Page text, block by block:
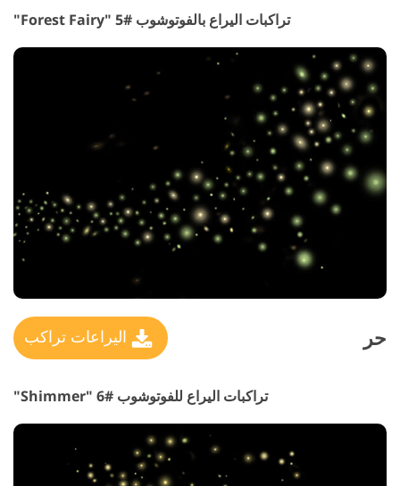
تراكبات اليراع بالفوتوشوب #5 "Forest Fairy"
حر اليراعات تراكب
تراكبات اليراع للفوتوشوب #6 "Shimmer"